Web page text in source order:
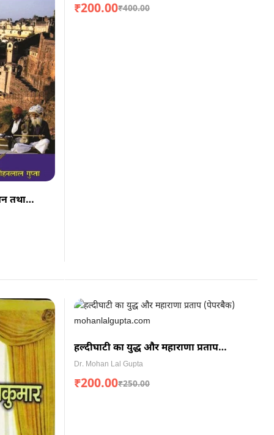
तथा
₹400.00
₹200.00
हल्दीघाटी का युद्ध और महाराणा प्रताप
(पेपरबैक)
Dr. Mohan Lal Gupta
₹250.00
₹200.00